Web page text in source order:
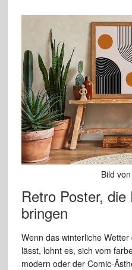
Bild
Retro Poster,
bringen
Wenn das winterliche
lässt, lohnt es, sich vom
modern oder der Comic-